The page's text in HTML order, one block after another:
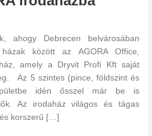
ahogy Debrecen belvárosában
között az AGORA Office,
amely a Dryvit Profi Kft saját
Az 5 szintes (pince, földszint és
idén ősszel már be is
Az irodaház világos és tágas
korszerű […]